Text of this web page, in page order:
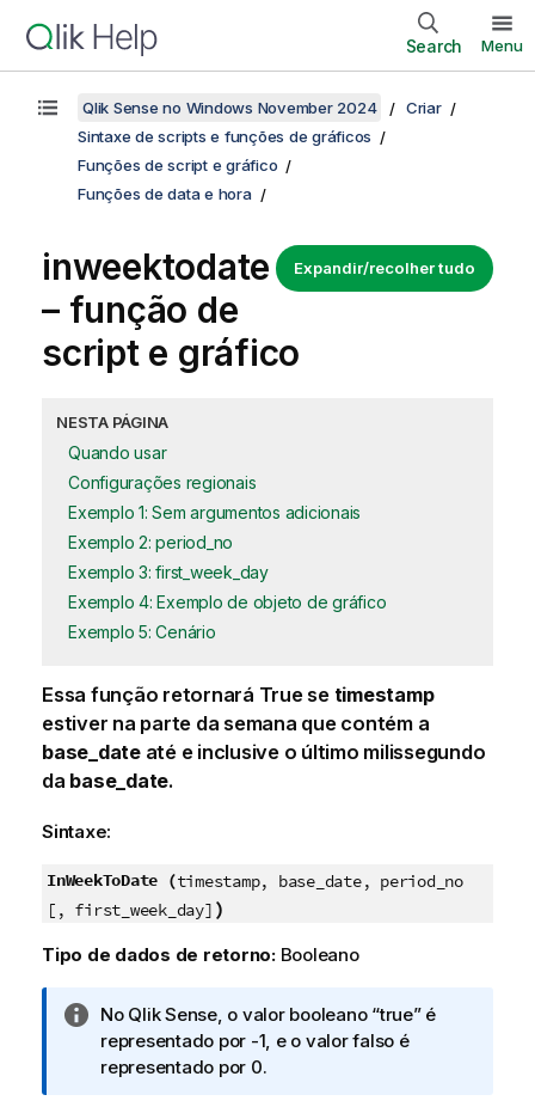
Search Menu
Qlik Sense no Windows November 2024
Criar
Sintaxe de scripts e funções de gráficos
Funções de script e gráfico
Funções de data e hora
Expandir/recolher tudo
inweektodate
– função de
script e gráfico
NESTA PÁGINA
Quando usar
Configurações regionais
Exemplo 1: Sem argumentos adicionais
Exemplo 2: period_no
Exemplo 3: first_week_day
Exemplo 4: Exemplo de objeto de gráfico
Exemplo 5: Cenário
Essa função retornará Truese timestamp
estiver na parte da semana que contém a
base_dateaté e inclusive o último milissegundo
da base_date.
Sintaxe:
InWeekToDate (timestamp, base_date, period_no
[, first_week_day] )
Tipo de dados de retorno: Booleano
N
o
t
No Qlik Sense, o valor booleano “true” é
representado por -1, e o valor falso é
representado por 0.